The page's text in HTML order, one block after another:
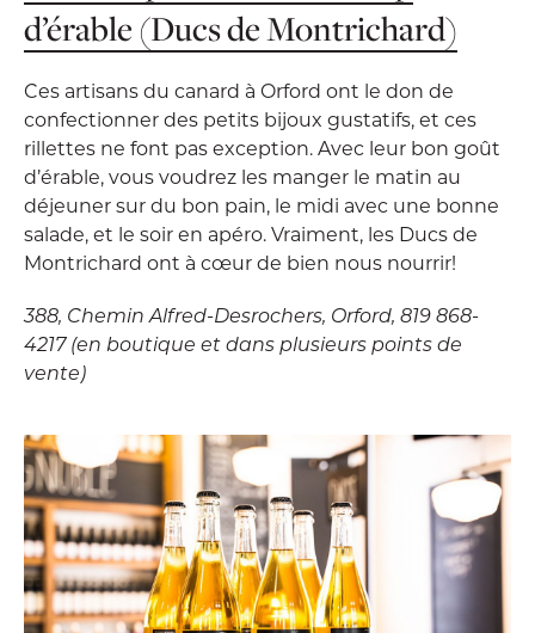
d’érable (Ducs de Montrichard)
Ces artisans du canard à Orford ont le don de
confectionner des petits bijoux gustatifs, et ces
rillettes ne font pas exception. Avec leur bon goût
d’érable, vous voudrez les manger le matin au
déjeuner sur du bon pain, le midi avec une bonne
salade, et le soir en apéro. Vraiment, les Ducs de
Montrichard ont à cœur de bien nous nourrir!
388, Chemin Alfred-Desrochers, Orford, 819 868-
4217 (en boutique et dans plusieurs points de
vente)